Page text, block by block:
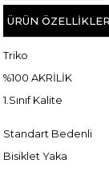
ÜRÜN
Triko
%100 AKRİLİK
1.Sınıf Kalite
Standart Bedenli
Bisiklet Yaka